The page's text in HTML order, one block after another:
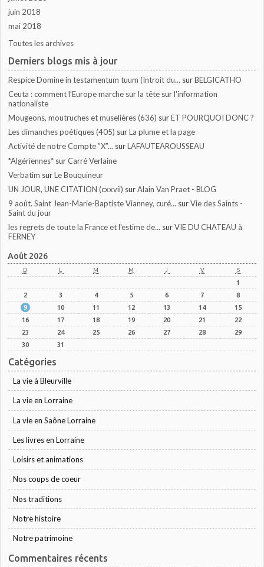
juin 2018
mai 2018
Toutes les archives
Derniers blogs mis à jour
Respice Domine in testamentum tuum (Introit du... surBELGICATHO
Ceuta : comment l’Europe marche sur la tête surl'information
nationaliste
Mougeons, moutruches et muselières (636) surET POURQUOI DONC ?
Les dimanches poétiques (405) surLa plume et la page
Activité de notre Compte ”X”... surLAFAUTEAROUSSEAU
*Algériennes* surCarré Verlaine
Verbatim surLe Bouquineur
UN JOUR, UNE CITATION (cxxvii) surAlain Van Praet - BLOG
9 août. Saint Jean-Marie-Baptiste Vianney, curé... surVie des Saints -
Saint du jour
les regrets de toute la France et l'estime de... surVIE DU CHATEAU à
FERNEY
Août 2026
D L M M J V S
1
2
3 4 5 6 7
8
9
10 11 12 13 14
15
16
17 18 19 20 21
22
23
24 25 26 27 28
29
30
31
Catégories
La vie à Bleurville
La vie en Lorraine
La vie en Saône Lorraine
Les livres en Lorraine
Loisirs et animations
Nos coups de coeur
Nos traditions
Notre histoire
Notre patrimoine
Commentaires récents